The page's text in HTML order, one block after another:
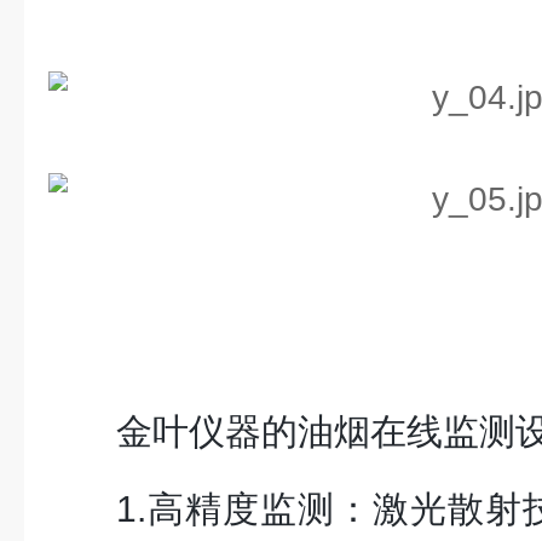
金叶仪器的油烟在线监测
1.高精度监测：激光散射